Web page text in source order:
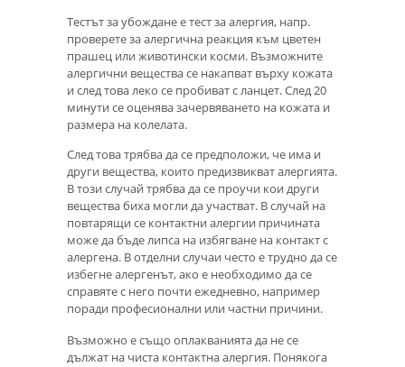
Тестът за убождане е тест за алергия, напр.
проверете за алергична реакция към цветен
прашец или животински косми. Възможните
алергични вещества се накапват върху кожата
и след това леко се пробиват с ланцет. След 20
минути се оценява зачервяването на кожата и
размера на колелата.
След това трябва да се предположи, че има и
други вещества, които предизвикват алергията.
В този случай трябва да се проучи кои други
вещества биха могли да участват. В случай на
повтарящи се контактни алергии причината
може да бъде липса на избягване на контакт с
алергена. В отделни случаи често е трудно да се
избегне алергенът, ако е необходимо да се
справяте с него почти ежедневно, например
поради професионални или частни причини.
Възможно е също оплакванията да не се
дължат на чиста контактна алергия. Понякога